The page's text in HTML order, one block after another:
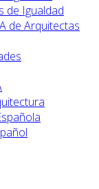
de Igualdad
de Arquitectas